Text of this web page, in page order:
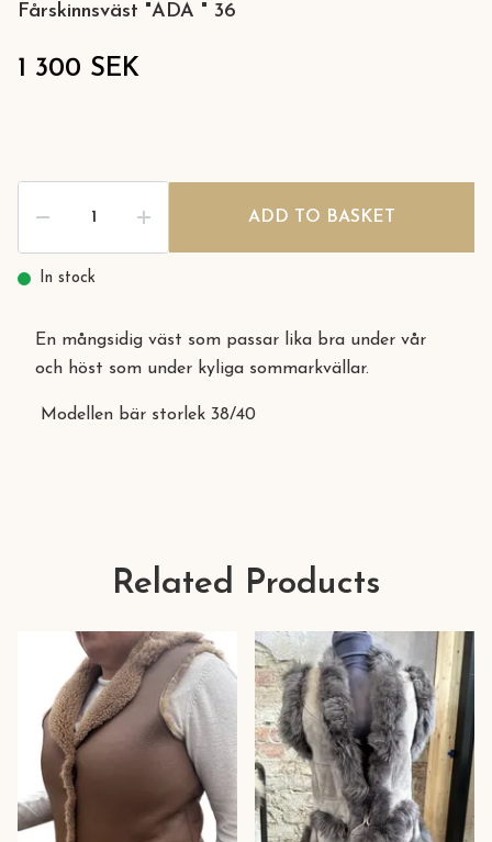
Fårskinnsväst "ADA " 36
1 300 SEK
ADD TO BASKET
In stock
En mångsidig väst som passar lika bra under vår
och höst som under kyliga sommarkvällar.
Modellen bär storlek 38/40
Related Products